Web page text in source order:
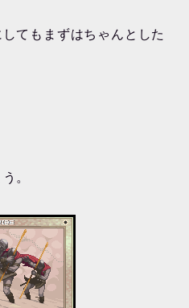
てもまずはちゃんとした
。